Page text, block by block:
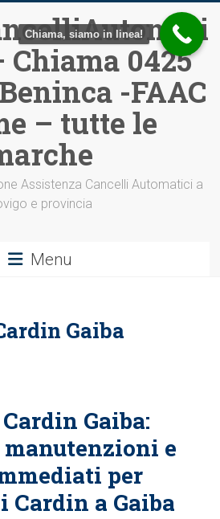
Chiama 0425
-FAAC
– tutte le
Assistenza Cancelli Automatici a
e provincia
Menu
Gaiba
Gaiba:
e
per
Cardin a Gaiba
Chiama, siamo in linea!